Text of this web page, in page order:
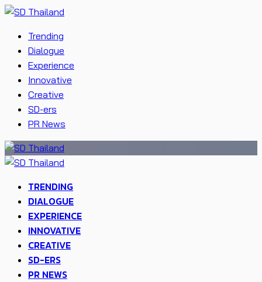
Trending
Dialogue
Experience
Innovative
Creative
SD-ers
PR News
TRENDING
DIALOGUE
EXPERIENCE
INNOVATIVE
CREATIVE
SD-ERS
PR NEWS